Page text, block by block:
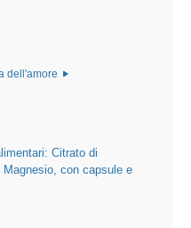
dell'amore